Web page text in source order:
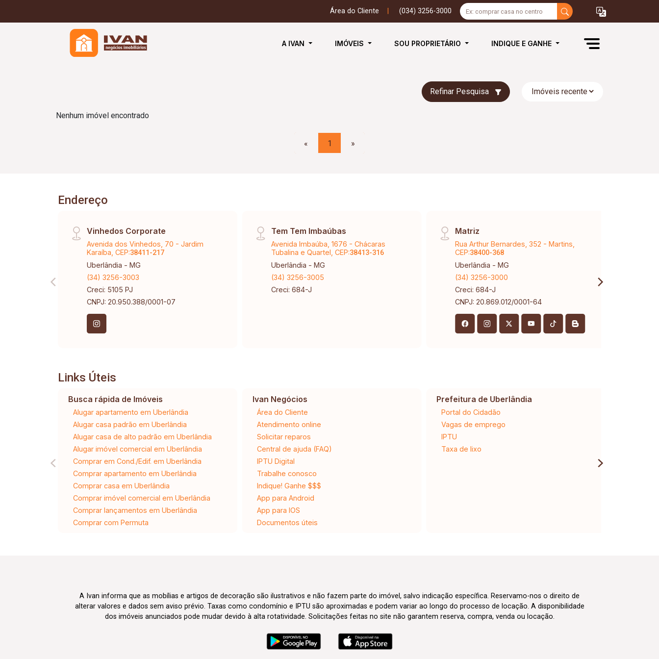
Área do Cliente (034) 3256-3000
A IVAN IMÓVEIS SOU PROPRIETÁRIO INDIQUE E GANHE
Refinar Pesquisa
Nenhum imóvel encontrado
« 1 »
Endereço
Vinhedos Corporate
Avenida dos Vinhedos, 70 - Jardim
Karaíba, CEP:38411-217
Uberlândia - MG
(34) 3256-3003
Creci: 5105 PJ
CNPJ: 20.950.388/0001-07
Tem Tem Imbaúbas
Avenida Imbaúba, 1676 - Chácaras
Tubalina e Quartel, CEP:38413-316
Uberlândia - MG
(34) 3256-3005
Creci: 684-J
Matriz
Rua Arthur Bernardes, 352 - Martins,
CEP:38400-368
Uberlândia - MG
(34) 3256-3000
Creci: 684-J
CNPJ: 20.869.012/0001-64
Links Úteis
Busca rápida de Imóveis
Alugar apartamento em Uberlândia
Alugar casa padrão em Uberlândia
Alugar casa de alto padrão em Uberlândia
Alugar imóvel comercial em Uberlândia
Comprar em Cond./Edif. em Uberlândia
Comprar apartamento em Uberlândia
Comprar casa em Uberlândia
Comprar imóvel comercial em Uberlândia
Comprar lançamentos em Uberlândia
Comprar com Permuta
Ivan Negócios
Área do Cliente
Atendimento online
Solicitar reparos
Central de ajuda (FAQ)
IPTU Digital
Trabalhe conosco
Indique! Ganhe $$$
App para Android
App para IOS
Documentos úteis
Prefeitura de Uberlândia
Portal do Cidadão
Vagas de emprego
IPTU
Taxa de lixo
A Ivan informa que as mobílias e artigos de decoração são ilustrativos e não fazem parte do imóvel, salvo indicação específica. Reservamo-nos o direito de
alterar valores e dados sem aviso prévio. Taxas como condomínio e IPTU são aproximadas e podem variar ao longo do processo de locação. A disponibilidade
dos imóveis anunciados pode mudar devido à alta rotatividade. Solicitações feitas no site não garantem reserva, compra, venda ou locação.